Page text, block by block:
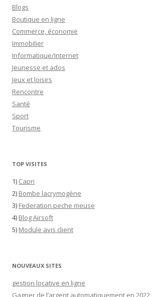
Blogs
Boutique en ligne
Commerce, économie
Immobilier
Informatique/Internet
Jeunesse et ados
Jeux et loisirs
Rencontre
Santé
Sport
Tourisme
TOP VISITES
1) Capri
2) Bombe lacrymogène
3) Federation peche meuse
4) Blog Airsoft
5) Module avis client
NOUVEAUX SITES
gestion locative en ligne
Gagner de l’argent automatiquement en 2022